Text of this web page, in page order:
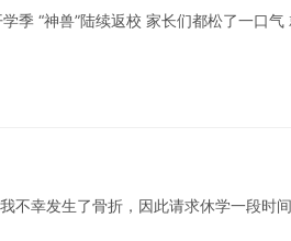
季 “神兽”陆续返校 家长们都松了一口气
不幸发生了骨折，因此请求休学一段时